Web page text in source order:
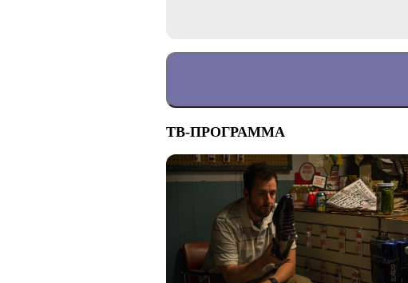
ТВ-ПРОГРАММА